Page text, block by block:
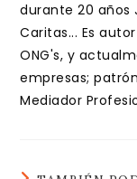
durante 20 años
Caritas... Es
ONG's, y
empresas;
Mediador